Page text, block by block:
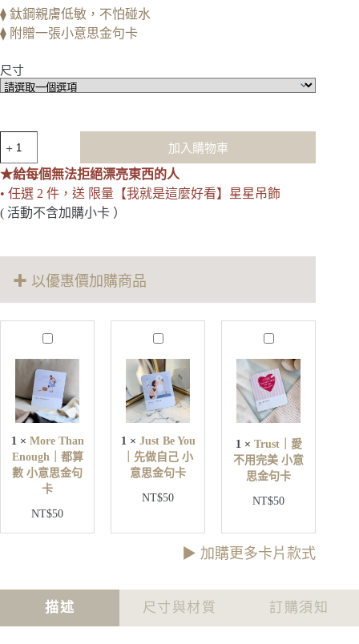
⧫ 鈦鋼親膚低敏，不怕碰水
⧫ 附贈一張小意思金句卡
尺寸
Rich
｜
富
一
量
加入購物車
★給每個無法拒絕漂亮東西的人
• 任選 2 件，送 限量【我就是這麼好看】星星吊飾
( 活動不含加購小卡 ）
✚ 以優惠價加購商品
M
r
T
h
a
E
n
o
u
h
｜
小
意
1× More Than
Enough｜都算
數 小意思金句
卡
NT$50
J
s
t
B
e
Y
u
｜
做
己
金
句
1× Just Be You
｜先做自己 小
意思金句卡
NT$50
T
u
s
t
｜
不
用
完
美
思
金
1× Trust｜愛
不用完美 小意
思金句卡
NT$50
▶︎ 加購更多卡片款式
描述 尺寸與材質 訂購須知